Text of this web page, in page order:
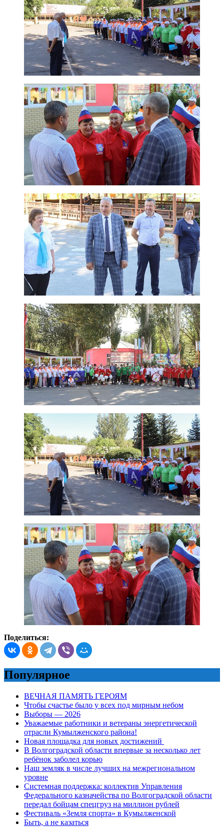
Поделиться:
Популярное
ВЕЧНАЯ ПАМЯТЬ ГЕРОЯМ
Чтобы счастье было у всех под мирным небом
Выборы — 2026
Уважаемые работники и ветераны энергетической
отрасли Кумылженского района!
Новая площадка для новых достижений
В Волгоградской области впервые за несколько лет
ребёнок заболел корью
Наш земляк в числе лучших на межрегиональном
уровне
Системная поддержка: коллектив Управления
Федерального казначейства по Волгоградской области
передал бойцам спецгруз на миллион рублей
Фестиваль «Земля спорта» в Кумылженской
Быть, а не казаться